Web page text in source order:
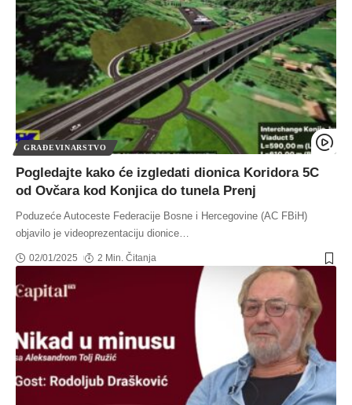
GRAĐEVINARSTVO
Pogledajte kako će izgledati dionica Koridora 5C
od Ovčara kod Konjica do tunela Prenj
Poduzeće Autoceste Federacije Bosne i Hercegovine (AC FBiH)
objavilo je videoprezentaciju dionice…
02/01/2025 2 Min. Čitanja